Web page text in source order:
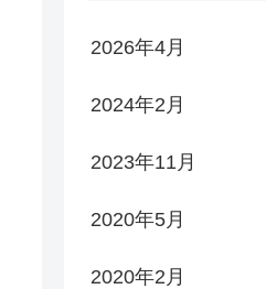
2026年4月
2024年2月
2023年11月
2020年5月
2020年2月